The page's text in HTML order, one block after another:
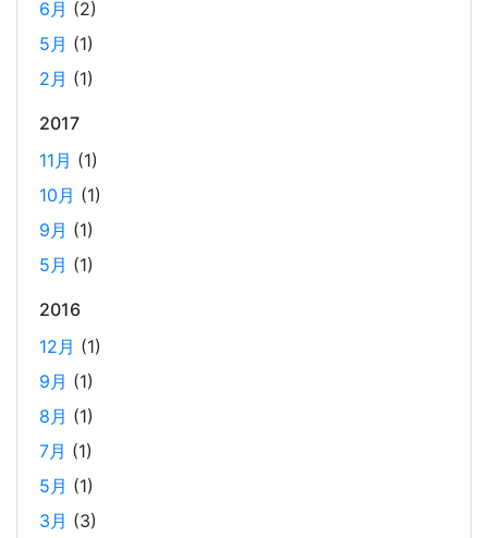
を行っています。 2024年に開催した技術勉強会の内容を紹
介します。
AWS OpenSearch を、マネージドクラスターから
2025-01-21
当社では、2024年12月に、サービスの検索エンジンを
OpenSearch のマネージドクラスターからサーバーレスに
変更しました。 主に実費のコストダウンとマネジメントコ
2024年末の LangChain チュートリアル
2024-12-15
LangChainの利用方法に関するチュートリアルです。2024
年12月の技術勉強会の内容を基に、LangChainの基本的な
使い方や環境構築手順、シンプルなLLMの使用方法、APIサ
6月 (2)
5月 (1)
2月 (1)
2017
11月 (1)
10月 (1)
9月 (1)
5月 (1)
2016
12月 (1)
9月 (1)
8月 (1)
7月 (1)
5月 (1)
3月 (3)